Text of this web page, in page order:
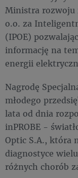
Ministra rozwoju
o.o. za
(IPOE)
informację na
energii
Nagrodę
młodego
lata od dnia
inPROBE -
Optic S.A., która
diagnostyce
różnych chorób